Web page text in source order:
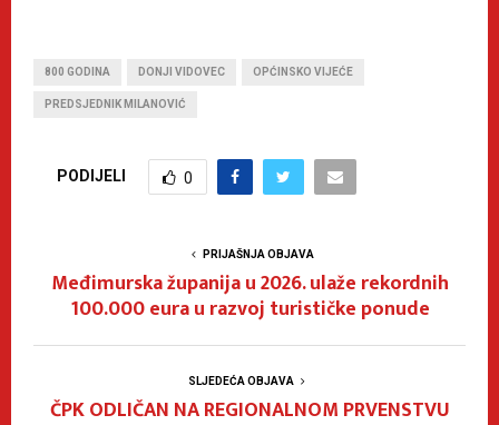
800 GODINA DONJI VIDOVEC OPĆINSKO VIJEĆE
PREDSJEDNIK MILANOVIĆ
PODIJELI 0
PRIJAŠNJA OBJAVA
Međimurska županija u 2026. ulaže rekordnih
100.000 eura u razvoj turističke ponude
SLJEDEĆA OBJAVA
ČPK ODLIČAN NA REGIONALNOM PRVENSTVU